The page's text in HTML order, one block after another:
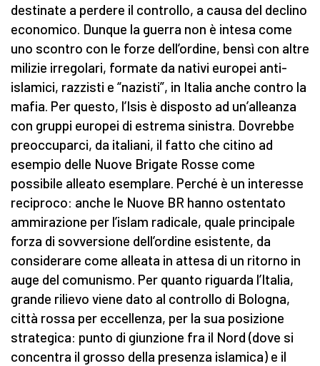
destinate a perdere il controllo, a causa del declino
economico. Dunque la guerra non è intesa come
uno scontro con le forze dell’ordine, bensì con altre
milizie irregolari, formate da nativi europei anti-
islamici, razzisti e “nazisti”, in Italia anche contro la
mafia. Per questo, l’Isis è disposto ad un’alleanza
con gruppi europei di estrema sinistra. Dovrebbe
preoccuparci, da italiani, il fatto che citino ad
esempio delle Nuove Brigate Rosse come
possibile alleato esemplare. Perché è un interesse
reciproco: anche le Nuove BR hanno ostentato
ammirazione per l’islam radicale, quale principale
forza di sovversione dell’ordine esistente, da
considerare come alleata in attesa di un ritorno in
auge del comunismo. Per quanto riguarda l’Italia,
grande rilievo viene dato al controllo di Bologna,
città rossa per eccellenza, per la sua posizione
strategica: punto di giunzione fra il Nord (dove si
concentra il grosso della presenza islamica) e il